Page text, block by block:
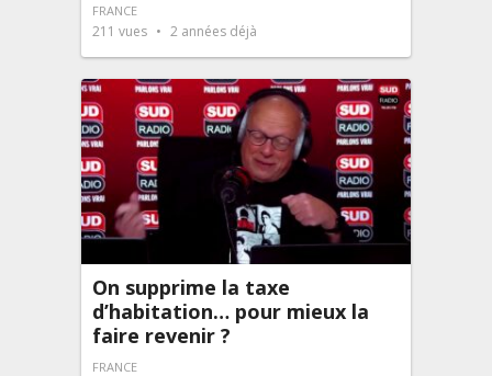
FRANCE
211 vues 2 années déjà
On supprime la taxe
d’habitation… pour mieux la
faire revenir ?
FRANCE